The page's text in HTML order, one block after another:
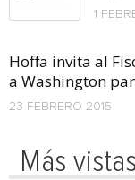
1
Hoffa invita al
a Washington
23 FEBRERO 2015
Más vistas